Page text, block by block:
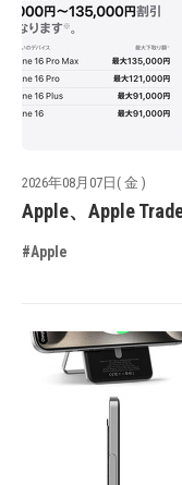
2026年08月07日( 金 )
Apple、Apple
#Apple